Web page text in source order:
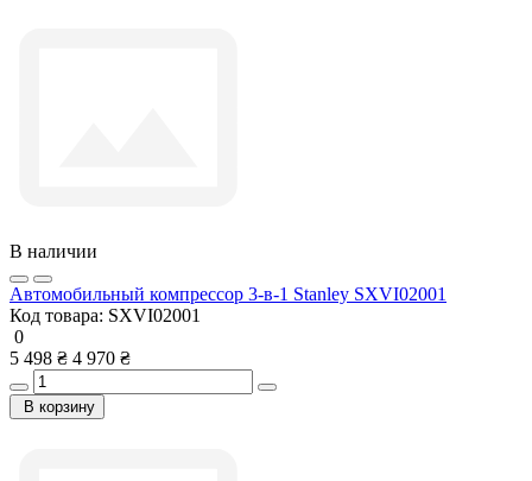
В наличии
Автомобильный компрессор 3-в-1 Stanley SXVI02001
Код товара: SXVI02001
0
5 498 ₴ 4 970 ₴
В корзину